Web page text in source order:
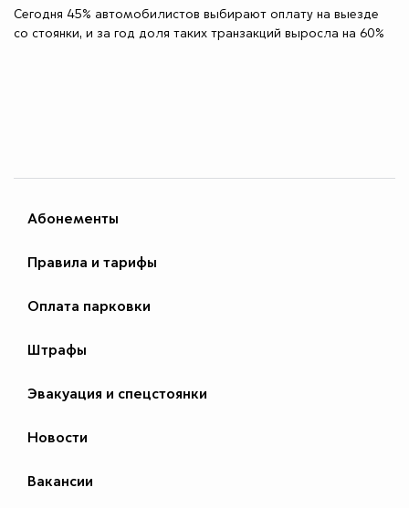
Сегодня 45% автомобилистов выбирают оплату на выезде
со стоянки, и за год доля таких транзакций выросла на 60%
Абонементы
Правила и тарифы
Оплата парковки
Штрафы
Эвакуация и спецстоянки
Новости
Вакансии